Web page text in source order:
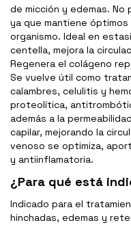
de micción y edemas.
ya que mantiene
organismo. Ideal en
centella, mejora la
Regenera el colágeno
Se vuelve útil como
calambres, celulitis y
proteolítica,
además a la
capilar, mejorando la
venoso se optimiza,
y antiinflamatoria.
¿Para qué está
Indicado para el
hinchadas, edemas y